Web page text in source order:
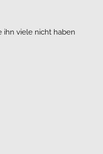
ihn viele nicht haben